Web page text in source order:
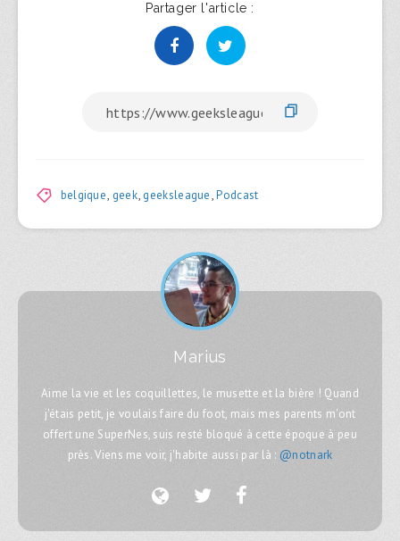
Partager l'article :
belgique, geek, geeksleague,Podcast
Marius
Aime la vie et les coquillettes, le musette et la bière ! Quand
j'étais petit, je voulais faire du foot, mais mes parents m'ont
offert une SuperNes, suis resté bloqué à cette époque à peu
près. Viens me voir, j'habite aussi par là : @notnark